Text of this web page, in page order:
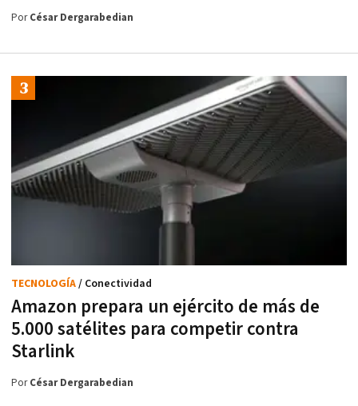
PorCésar Dergarabedian
Amazon prepara un ejército de más de
5.000 satélites para competir contra
Starlink
TECNOLOGÍA/ Conectividad
PorCésar Dergarabedian